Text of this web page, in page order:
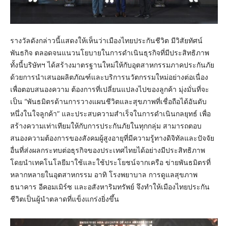
รางวัลดังกล่าวนี้แสดงให้เห็นว่าเมืองไทยประกันชีวิต มีวิสัยทัศน์
พันธกิจ ตลอดจนแนวนโยบายในการดำเนินธุรกิจที่มีประสิทธิภาพ
ทั้งนี้บริษัทฯ ได้สร้างมาตรฐานใหม่ให้กับอุตสาหกรรมภาคประกันภัย
ด้วยการนำเสนอผลิตภัณฑ์และบริการนวัตกรรมใหม่อย่างต่อเนื่อง
เพื่อตอบสนองความ ต้องการที่เปลี่ยนแปลงไปของลูกค้า มุ่งมั่นที่จะ
เป็น “พันธมิตรด้านการวางแผนชีวิตและสุขภาพที่เชื่อถือได้อันดับ
หนึ่งในใจลูกค้า” และประสบความสำเร็จในการดำเนินกลยุทธ์ เพื่อ
สร้างความเท่าเทียมให้กับการประกันภัยในทุกกลุ่ม สามารถตอบ
สนองความต้องการของสังคมผู้สูงอายุที่มีความรู้ทางดิจิทัลและปัจจัย
อื่นที่ส่งผลกระทบต่อธุรกิจของประเทศไทยได้อย่างมีประสิทธิภาพ
โดยนำเทคโนโลยีมาใช้และใช้ประโยชน์จากเครือ ข่ายพันธมิตรที่
หลากหลายในอุตสาหกรรม อาทิ โรงพยาบาล การดูแลสุขภาพ
ธนาคาร อีคอมเมิร์ซ และอสังหาริมทรัพย์ จึงทำให้เมืองไทยประกัน
ชีวิตเป็นผู้นำตลาดที่แข็งแกร่งยิ่งขึ้น